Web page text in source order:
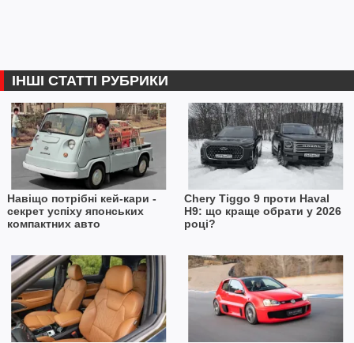
ІНШІ СТАТТІ РУБРИКИ
Навіщо потрібні кей-кари -
секрет успіху японських
компактних авто
Chery Tiggo 9 проти Haval
H9: що краще обрати у 2026
році?